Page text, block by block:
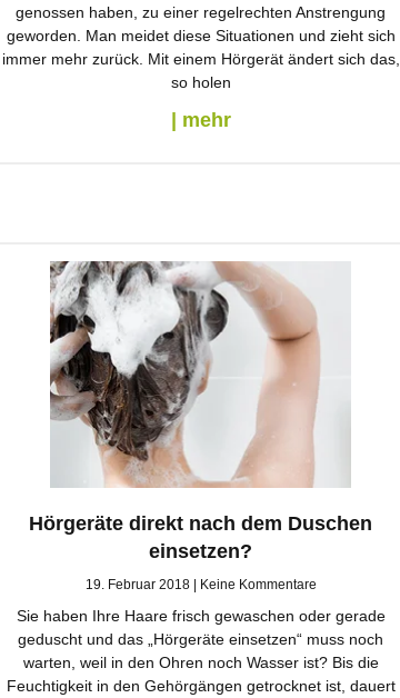
genossen haben, zu einer regelrechten Anstrengung
geworden. Man meidet diese Situationen und zieht sich
immer mehr zurück. Mit einem Hörgerät ändert sich das,
so holen
| mehr
Hörgeräte direkt nach dem Duschen
einsetzen?
19. Februar 2018 Keine Kommentare
Sie haben Ihre Haare frisch gewaschen oder gerade
geduscht und das „Hörgeräte einsetzen“ muss noch
warten, weil in den Ohren noch Wasser ist? Bis die
Feuchtigkeit in den Gehörgängen getrocknet ist, dauert